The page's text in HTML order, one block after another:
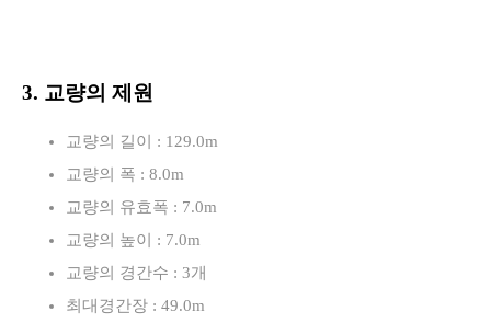
3. 교량의 제원
교량의 길이 : 129.0m
교량의 폭 : 8.0m
교량의 유효폭 : 7.0m
교량의 높이 : 7.0m
교량의 경간수 : 3개
최대경간장 : 49.0m